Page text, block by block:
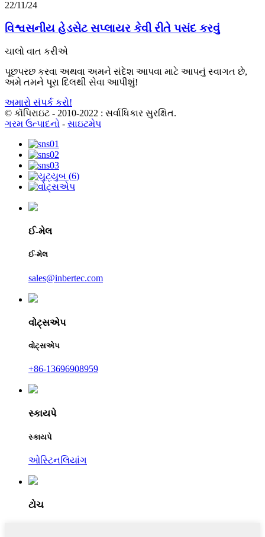
22/11/24
વિશ્વસનીય હેડસેટ સપ્લાયર કેવી રીતે પસંદ કરવું
ચાલો વાત કરીએ
પૂછપરછ કરવા અથવા અમને સંદેશ આપવા માટે આપનું સ્વાગત છે,
અમે તમને પૂરા દિલથી સેવા આપીશું!
અમારો સંપર્ક કરો!
© કૉપિરાઇટ - 2010-2022 : સર્વાધિકાર સુરક્ષિત.
ગરમ ઉત્પાદનો - સાઇટમેપ
ઈ-મેલ
ઈ-મેલ
sales@inbertec.com
વોટ્સએપ
વોટ્સએપ
+86-13696908959
સ્કાયપે
સ્કાયપે
ઓસ્ટિનલિયાંગ
ટોચ